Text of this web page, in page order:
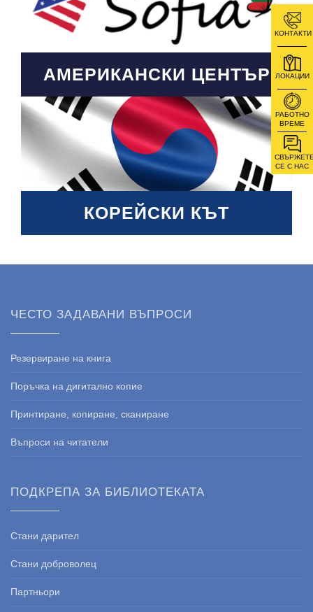
АМЕРИКАНСКИ ЦЕНТЪР
КОРЕЙСКИ КЪТ
КОНТАКТИ
ЛОКАЦИИ
РАБОТНО
ВРЕМЕ
СЕ С НАС
ЧЕСТО ЗАДАВАНИ ВЪПРОСИ
Резервиране на книга
Поръчка на дигитално копие
Принтиране, копиране, сканиране
Въпроси на читатели
ПОДКРЕПА ЗА БИБЛИОТЕКАТА
Стани дарител
Стани доброволец
Партньори